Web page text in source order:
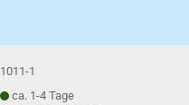
1011-1
ca. 1-4 Tage